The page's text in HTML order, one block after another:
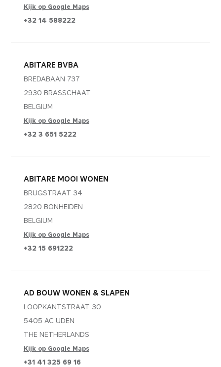
Kijk op Google Maps
+32 14 588222
ABITARE BVBA
BREDABAAN 737
2930 BRASSCHAAT
BELGIUM
Kijk op Google Maps
+32 3 651 5222
ABITARE MOOI WONEN
BRUGSTRAAT 34
2820 BONHEIDEN
BELGIUM
Kijk op Google Maps
+32 15 691222
AD BOUW WONEN & SLAPEN
LOOPKANTSTRAAT 30
5405 AC UDEN
THE NETHERLANDS
Kijk op Google Maps
+31 41 325 69 16
Essentials